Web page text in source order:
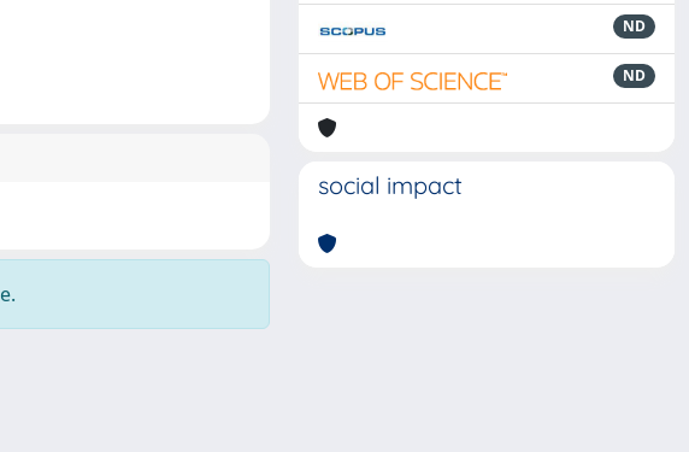
ND
ND
social impact